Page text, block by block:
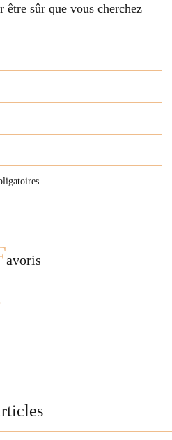
sûr que vous cherchez
avoris